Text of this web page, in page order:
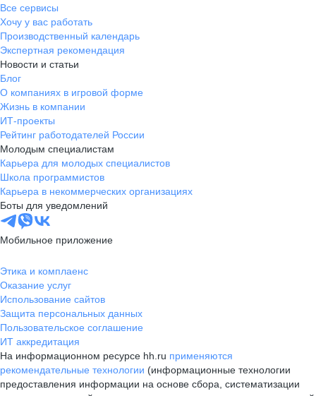
Все сервисы
Хочу у вас работать
Производственный календарь
Экспертная рекомендация
Новости и статьи
Блог
О компаниях в игровой форме
Жизнь в компании
ИТ-проекты
Рейтинг работодателей России
Молодым специалистам
Карьера для молодых специалистов
Школа программистов
Карьера в некоммерческих организациях
Боты для уведомлений
Мобильное приложение
Этика и комплаенс
Оказание услуг
Использование сайтов
Защита персональных данных
Пользовательское соглашение
ИТ аккредитация
На информационном ресурсе hh.ru применяются
рекомендательные технологии (информационные технологии
предоставления информации на основе сбора, систематизации